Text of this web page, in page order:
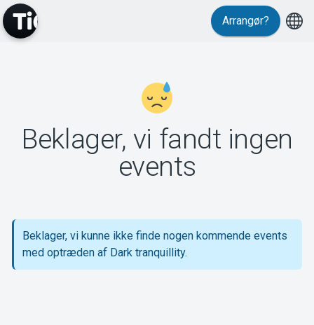
Support
Om Tickster
Arrangør?
Beklager, vi fandt ingen
events
Beklager, vi kunne ikke finde nogen kommende events
med optræden af Dark tranquillity.